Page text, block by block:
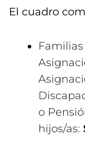
El cuadro
o
hijos/as: